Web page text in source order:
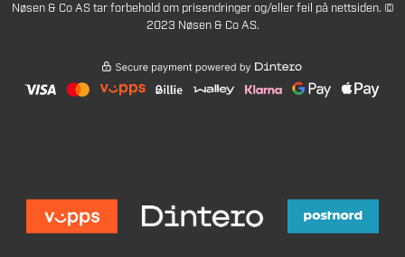
Nøsen & Co AS tar forbehold om prisendringer og/eller feil på nettsiden. ©
2023 Nøsen & Co AS.